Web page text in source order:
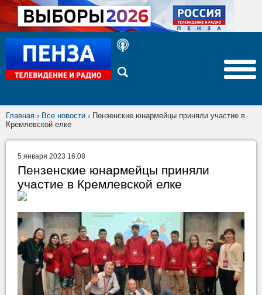
Главная › Все новости › Пензенские юнармейцы приняли участие в
Кремлевской елке
5 января 2023 16:08
Пензенские юнармейцы приняли
участие в Кремлевской елке